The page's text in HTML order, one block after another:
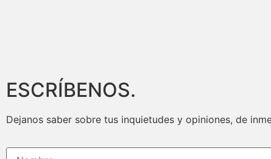
ESCRÍBENOS.
Dejanos saber sobre tus inquietudes y opiniones, de